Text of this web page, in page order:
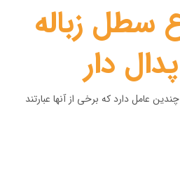
سطل زباله
دار
عامل دارد که برخی از آنها عبارتند